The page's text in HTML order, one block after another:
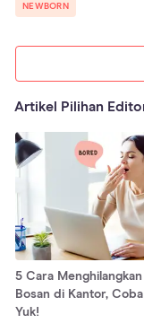
NEWBORN
Artikel Pilihan
5 Cara Menghilangkan
Bosan di Kantor,
Yuk!